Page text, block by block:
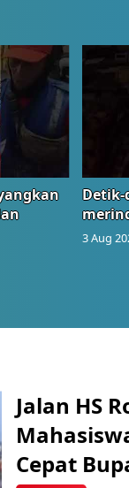
3 Aug
Jalan HS
Cepat